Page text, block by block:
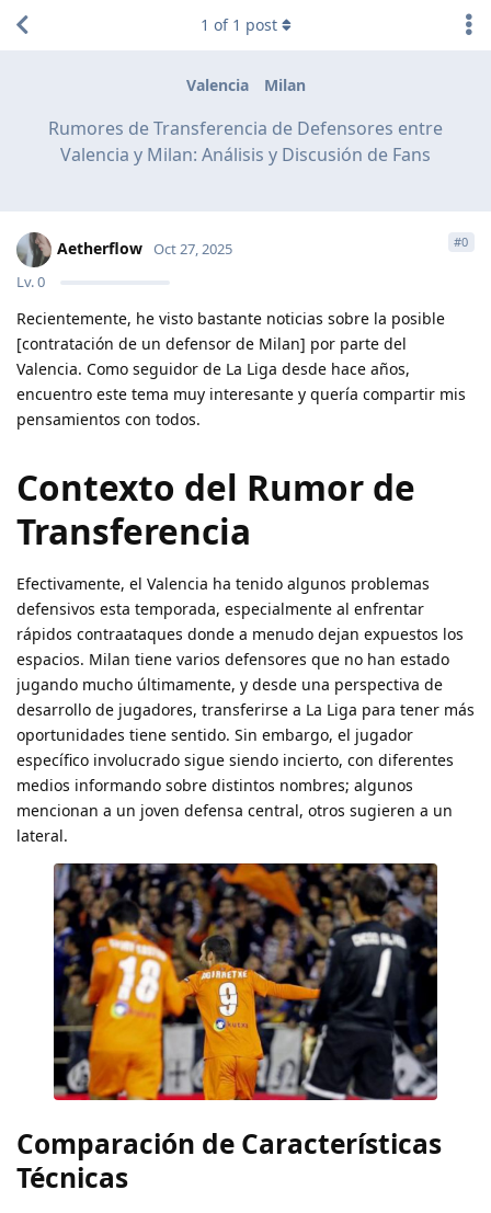
Valencia Milan
Rumores de Transferencia de Defensores entre
Valencia y Milan: Análisis y Discusión de Fans
1 of 1 post
Aetherflow
Lv.0
Oct 27, 2025 #0
Recientemente, he visto bastante noticias sobre la posible
[contratación de un defensor de Milan] por parte del
Valencia. Como seguidor de La Liga desde hace años,
encuentro este tema muy interesante y quería compartir mis
pensamientos con todos.
Contexto del Rumor de
Transferencia
Efectivamente, el Valencia ha tenido algunos problemas
defensivos esta temporada, especialmente al enfrentar
rápidos contraataques donde a menudo dejan expuestos los
espacios. Milan tiene varios defensores que no han estado
jugando mucho últimamente, y desde una perspectiva de
desarrollo de jugadores, transferirse a La Liga para tener más
oportunidades tiene sentido. Sin embargo, el jugador
específico involucrado sigue siendo incierto, con diferentes
medios informando sobre distintos nombres; algunos
mencionan a un joven defensa central, otros sugieren a un
lateral.
Comparación de Características
Técnicas